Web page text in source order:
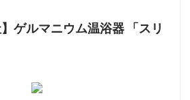
ゲルマニウム温浴器 「スリ